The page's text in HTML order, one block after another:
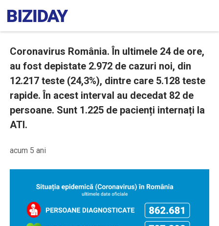
Coronavirus România. În ultimele 24 de ore,
au fost depistate 2.972 de cazuri noi, din
12.217 teste (24,3%), dintre care 5.128 teste
rapide. În acest interval au decedat 82 de
persoane. Sunt 1.225 de pacienți internați la
ATI.
acum 5 ani